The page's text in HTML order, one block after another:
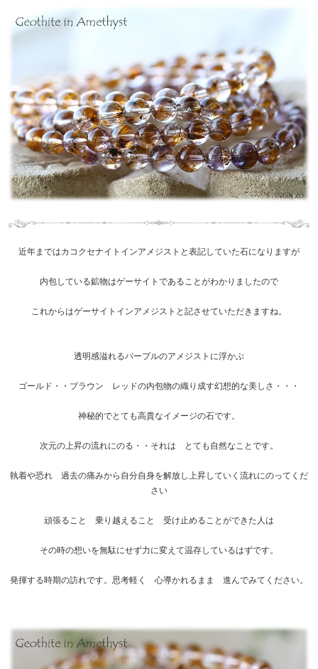
近年まではカコクセナイトインアメジストと表記していた石になりますが
内包している鉱物はゲーサイトであることがわかりましたので
これからはゲーサイトインアメジストと記させていただきますね。
透明感溢れるパープルのアメジストに浮かぶ
ゴールド・・ブラウン レッドの内包物の織り成す幻想的な美しさ・・・
神秘的でとても高貴なイメージの石です。
次元の上昇の流れにのる・・それは とても自然なことです。
執着や恐れ 過去の痛みから自分自身を解放し上昇していく流れにのってくだ
さい
頑張ること 乗り越えること 受け止めることができた人は
その時の想いを無駄にせず力に変えて温存しているはずです。
発揮する時期の訪れです。思考軽く 心導かれるまま 進んでみてください。